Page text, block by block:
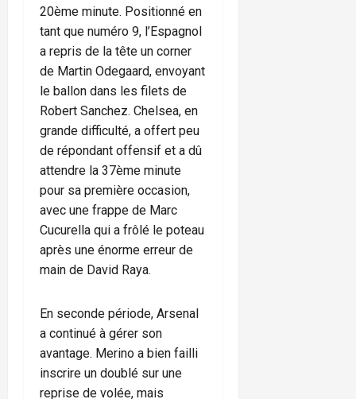
20ème minute. Positionné en
tant que numéro 9, l’Espagnol
a repris de la tête un corner
de Martin Odegaard, envoyant
le ballon dans les filets de
Robert Sanchez. Chelsea, en
grande difficulté, a offert peu
de répondant offensif et a dû
attendre la 37ème minute
pour sa première occasion,
avec une frappe de Marc
Cucurella qui a frôlé le poteau
après une énorme erreur de
main de David Raya.
En seconde période, Arsenal
a continué à gérer son
avantage. Merino a bien failli
inscrire un doublé sur une
reprise de volée, mais